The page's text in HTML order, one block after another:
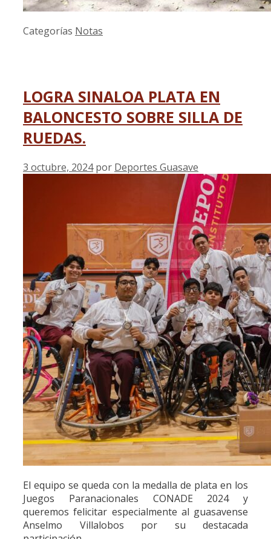
Categorías Notas
LOGRA SINALOA PLATA EN
BALONCESTO SOBRE SILLA DE
RUEDAS‍.
3 octubre, 2024 por Deportes Guasave
El equipo se queda con la medalla de plata en los
Juegos Paranacionales CONADE 2024 y
queremos felicitar especialmente al guasavense
Anselmo Villalobos por su destacada